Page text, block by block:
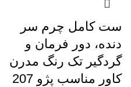
ست کامل چرم سر
دنده، دور فرمان و
گردگیر تک رنگ مدرن
کاور مناسب پژو 207